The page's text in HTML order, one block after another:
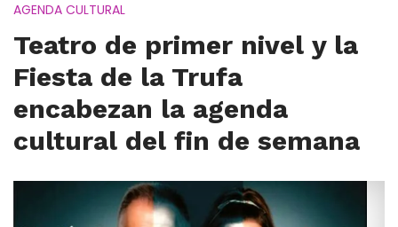
AGENDA CULTURAL
Teatro de primer nivel y la
Fiesta de la Trufa
encabezan la agenda
cultural del fin de semana